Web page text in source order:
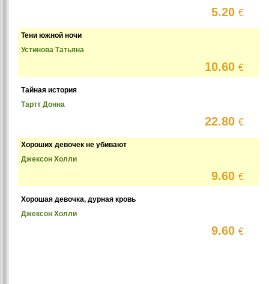
5.20€
Тени южной ночи
Устинова Татьяна
10.60€
Тайная история
Тартт Донна
22.80€
Хороших девочек не убивают
Джексон Холли
9.60€
Хорошая девочка, дурная кровь
Джексон Холли
9.60€